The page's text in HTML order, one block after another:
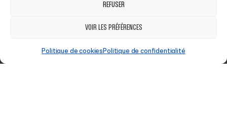
REFUSER
VOIR LES PRÉFÉRENCES
Politique de cookiesPolitique de confidentialité
CONDITIONS GÉNÉRALES DE VENTE
POLITIQUE DE CONFIDENTIALITÉ
INSTAGRAM